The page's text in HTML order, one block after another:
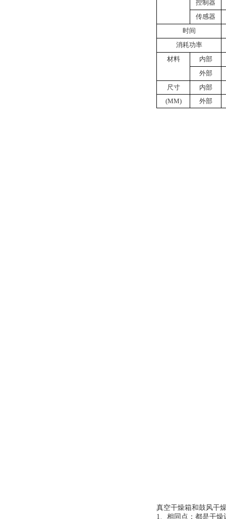
控制器
传感器
时间
消耗功率
材料
内部
外部
尺寸
内部
(MM)
外部
真空干燥箱和鼓风干
1、相同点：都是干